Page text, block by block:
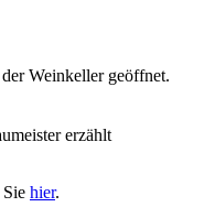
Weinkeller geöffnet.
erzählt
hier.